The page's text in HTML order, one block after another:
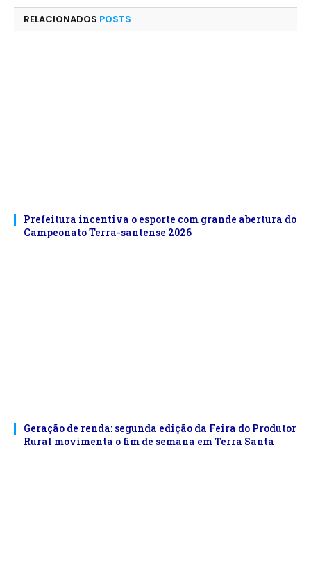
RELACIONADOS POSTS
Prefeitura incentiva o esporte com grande abertura do
Campeonato Terra-santense 2026
Geração de renda: segunda edição da Feira do Produtor
Rural movimenta o fim de semana em Terra Santa